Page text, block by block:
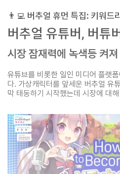
👨‍💻 버추얼 휴먼 특집: 키워드
버추얼 유튜버, 버튜
시장 잠재력에 녹색등 켜져
유튜브를 비롯한 일인 미디어 플랫
다. 가상캐릭터를 앞세운 버추얼 유
막 태동하기 시작했는데 시장에 대